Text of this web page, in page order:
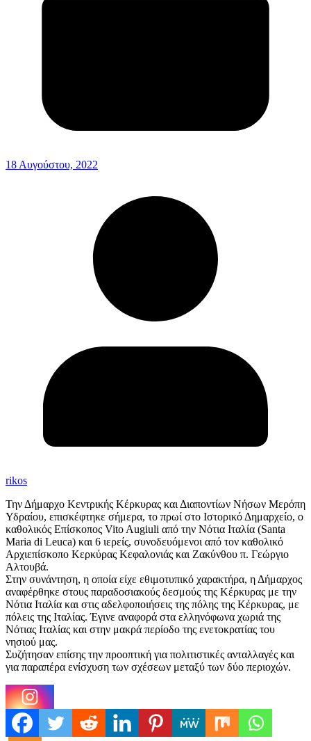
18 Αυγούστου, 2022
rikos
Την Δήμαρχο Κεντρικής Κέρκυρας και Διαποντίων Νήσων Μερόπη
Υδραίου, επισκέφτηκε σήμερα, το πρωί στο Ιστορικό Δημαρχείο, ο
καθολικός Επίσκοπος Vito Augiuli από την Νότια Ιταλία (Santa
Maria di Leuca) και 6 ιερείς, συνοδευόμενοι από τον καθολικό
Αρχιεπίσκοπο Κερκύρας Κεφαλονιάς και Ζακύνθου π. Γεώργιο
Αλτουβά.
Στην συνάντηση, η οποία είχε εθιμοτυπικό χαρακτήρα, η Δήμαρχος
αναφέρθηκε στους παραδοσιακούς δεσμούς της Κέρκυρας με την
Νότια Ιταλία και στις αδελφοποιήσεις της πόλης της Κέρκυρας, με
πόλεις της Ιταλίας. Έγινε αναφορά στα ελληνόφωνα χωριά της
Νότιας Ιταλίας και στην μακρά περίοδο της ενετοκρατίας του
νησιού μας.
Συζήτησαν επίσης την προοπτική για πολιτιστικές ανταλλαγές και
για παραπέρα ενίσχυση των σχέσεων μεταξύ των δύο περιοχών.